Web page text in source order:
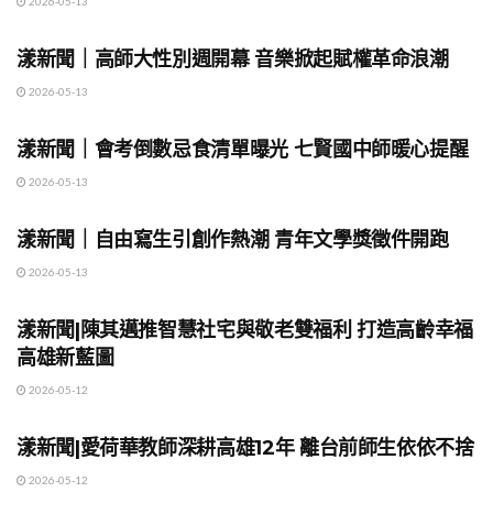
漾新聞｜高師大性別週開幕 音樂掀起賦權革命浪潮
2026-05-13
漾新聞｜會考倒數忌食清單曝光 七賢國中師暖心提醒
2026-05-13
漾新聞｜自由寫生引創作熱潮 青年文學獎徵件開跑
2026-05-13
漾新聞|陳其邁推智慧社宅與敬老雙福利 打造高齡幸福
高雄新藍圖
2026-05-12
漾新聞|愛荷華教師深耕高雄12年 離台前師生依依不捨
2026-05-12